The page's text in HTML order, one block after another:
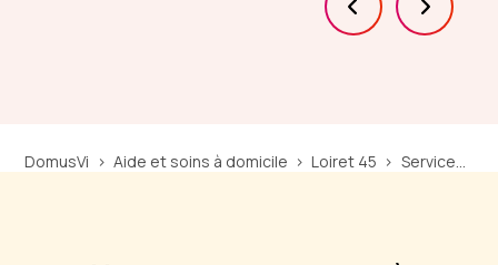
DomusVi Aide et soins à domicile Loiret 45 Services d'aide à domicile Châteauneuf-sur-Loire